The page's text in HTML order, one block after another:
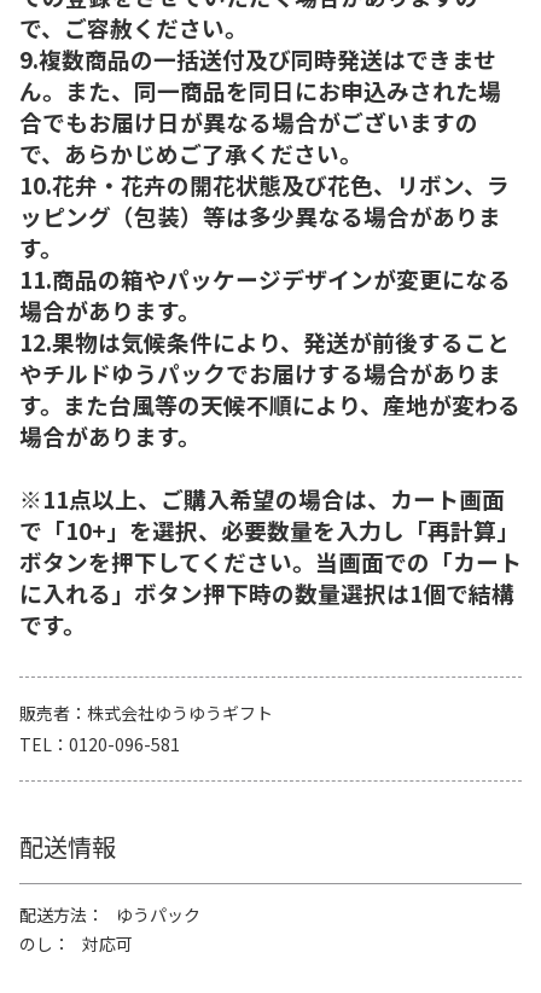
で、ご容赦ください。
9.複数商品の一括送付及び同時発送はできませ
ん。また、同一商品を同日にお申込みされた場
合でもお届け日が異なる場合がございますの
で、あらかじめご了承ください。
10.花弁・花卉の開花状態及び花色、リボン、ラ
ッピング（包装）等は多少異なる場合がありま
す。
11.商品の箱やパッケージデザインが変更になる
場合があります。
12.果物は気候条件により、発送が前後すること
やチルドゆうパックでお届けする場合がありま
す。また台風等の天候不順により、産地が変わる
場合があります。
※11点以上、ご購入希望の場合は、カート画面
で「10+」を選択、必要数量を入力し「再計算」
ボタンを押下してください。当画面での「カート
に入れる」ボタン押下時の数量選択は1個で結構
です。
販売者
株式会社ゆうゆうギフト
TEL
0120-096-581
配送情報
配送方法
ゆうパック
のし
対応可